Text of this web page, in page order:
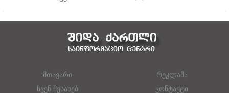
მთავარი
რეკლამა
ჩვენ შესახებ
კონტაქტი